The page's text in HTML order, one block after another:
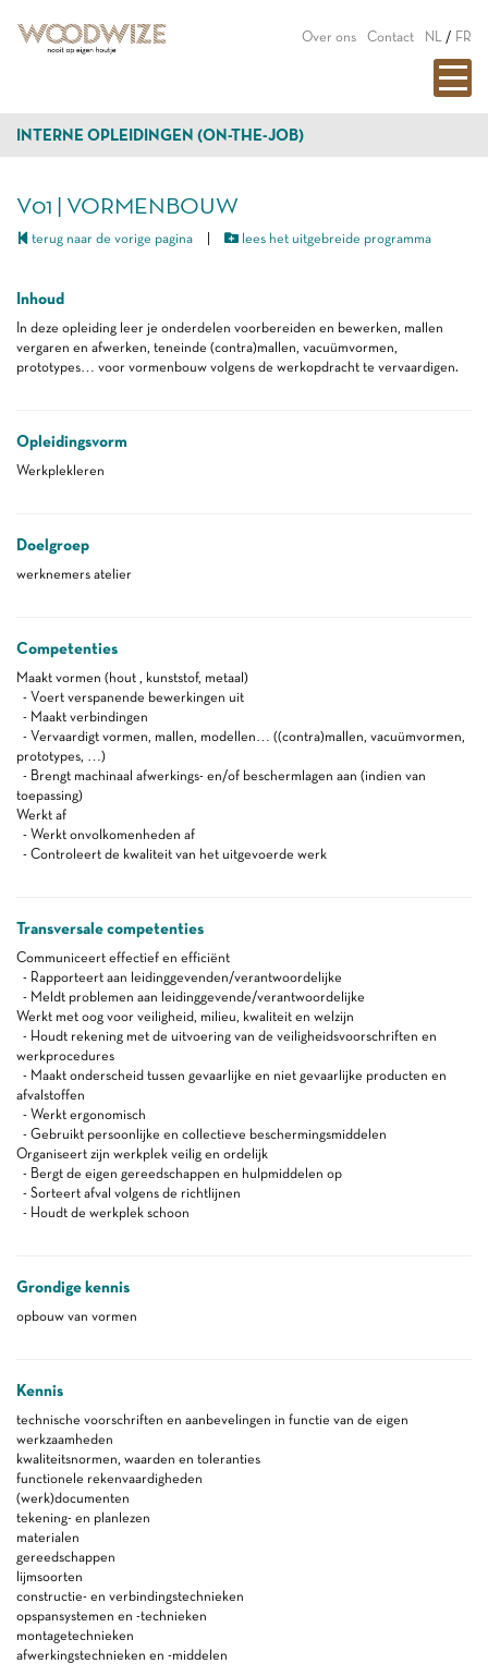
Over ons Contact NL / FR
INTERNE OPLEIDINGEN (ON-THE-JOB)
V01 | VORMENBOUW
terug naar de vorige pagina lees het uitgebreide programma
Inhoud
In deze opleiding leer je onderdelen voorbereiden en bewerken, mallen
vergaren en afwerken, teneinde (contra)mallen, vacuümvormen,
prototypes… voor vormenbouw volgens de werkopdracht te vervaardigen.
Opleidingsvorm
Werkplekleren
Doelgroep
werknemers atelier
Competenties
Maakt vormen (hout , kunststof, metaal)
- Voert verspanende bewerkingen uit
- Maakt verbindingen
- Vervaardigt vormen, mallen, modellen… ((contra)mallen, vacuümvormen,
prototypes, …)
- Brengt machinaal afwerkings- en/of beschermlagen aan (indien van
toepassing)
Werkt af
- Werkt onvolkomenheden af
- Controleert de kwaliteit van het uitgevoerde werk
Transversale competenties
Communiceert effectief en efficiënt
- Rapporteert aan leidinggevenden/verantwoordelijke
- Meldt problemen aan leidinggevende/verantwoordelijke
Werkt met oog voor veiligheid, milieu, kwaliteit en welzijn
- Houdt rekening met de uitvoering van de veiligheidsvoorschriften en
werkprocedures
- Maakt onderscheid tussen gevaarlijke en niet gevaarlijke producten en
afvalstoffen
- Werkt ergonomisch
- Gebruikt persoonlijke en collectieve beschermingsmiddelen
Organiseert zijn werkplek veilig en ordelijk
- Bergt de eigen gereedschappen en hulpmiddelen op
- Sorteert afval volgens de richtlijnen
- Houdt de werkplek schoon
Grondige kennis
opbouw van vormen
Kennis
technische voorschriften en aanbevelingen in functie van de eigen
werkzaamheden
kwaliteitsnormen, waarden en toleranties
functionele rekenvaardigheden
(werk)documenten
tekening- en planlezen
materialen
gereedschappen
lijmsoorten
constructie- en verbindingstechnieken
opspansystemen en -technieken
montagetechnieken
afwerkingstechnieken en -middelen